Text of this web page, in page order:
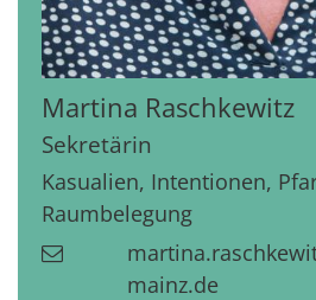
Martina Raschkewitz
Sekretärin
Kasualien, Intentionen,
Raumbelegung
mainz.de